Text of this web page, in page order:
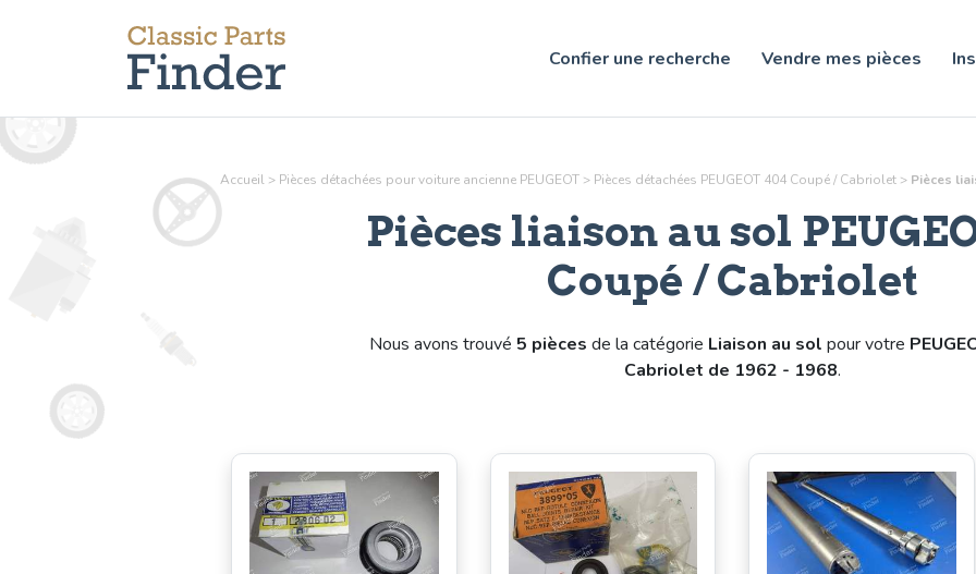
Confier une recherche Vendre mes pièces
Accueil > Pièces détachées pour voiture ancienne PEUGEOT > Pièces détachées PEUGEOT 404 Coupé / Cabriolet > Pièces
Pièces liaison au sol
Coupé / Cabriolet
Nous avons trouvé 5 pièces de la catégorie Liaison au sol pour votre
Cabriolet de 1962 - 1968.